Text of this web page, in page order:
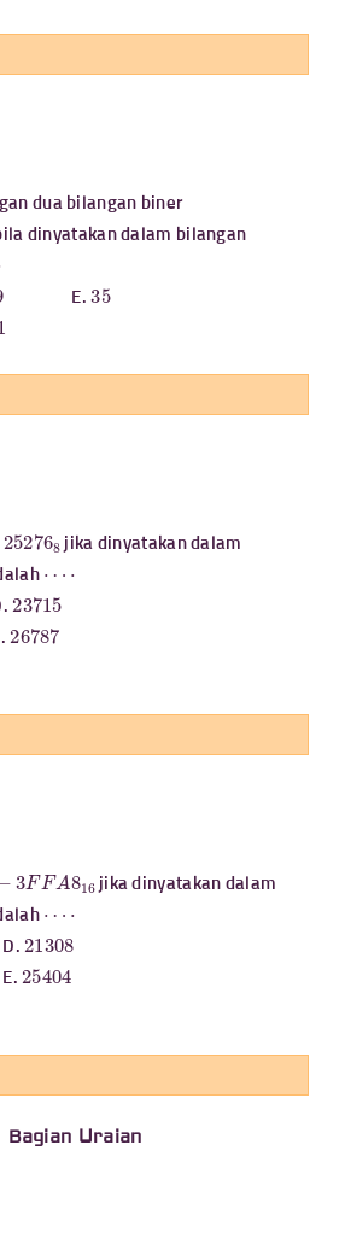
dua bilangan biner
2
dinyatakan dalam bilangan
E.35
−252768
jika dinyatakan dalam
23715
26787
−3FFA 8 16jika dinyatakan dalam
21308
25404
Bagian Uraian